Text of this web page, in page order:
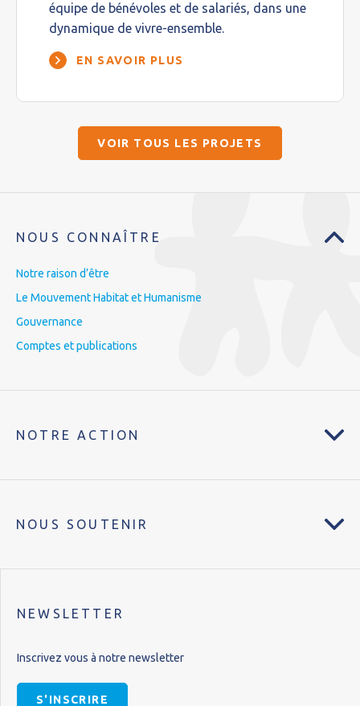
équipe de bénévoles et de salariés, dans une
dynamique de vivre-ensemble.
EN SAVOIR PLUS
VOIR TOUS LES PROJETS
NOUS CONNAÎTRE
Notre raison d’être
Le Mouvement Habitat et Humanisme
Gouvernance
Comptes et publications
NOTRE ACTION
NOUS SOUTENIR
NEWSLETTER
Inscrivez vous à notre newsletter
S'INSCRIRE